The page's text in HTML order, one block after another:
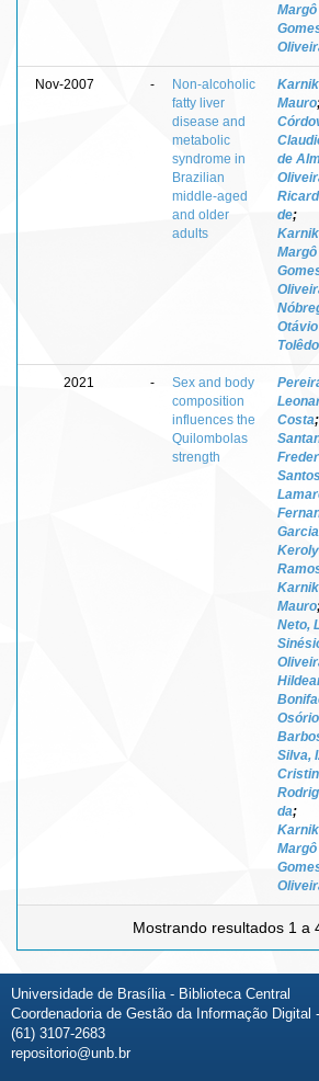
Margô
Nov-2007 -
Non-alcoholic
fatty liver
disease and
metabolic
syndrome in
Brazilian
middle-aged
and older
adults
Mauro
de
de;
Margô
Tolêdo
2021 -
Sex and body
composition
influences the
Quilombolas
strength
Costa;
Mauro
Neto,
Silva,
da;
Margô
Mostrando resultados 1 a
Universidade de Brasília - Biblioteca Central
Coordenadoria de Gestão da Informação Digital
(61) 3107-2683
repositorio@unb.br